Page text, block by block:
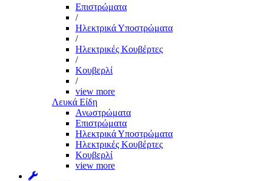
Επιστρώματα
/
Ηλεκτρικά Υποστρώματα
/
Ηλεκτρικές Κουβέρτες
/
Κουβερλί
/
view more
Λευκά Είδη
Ανωστρώματα
Επιστρώματα
Ηλεκτρικά Υποστρώματα
Ηλεκτρικές Κουβέρτες
Κουβερλί
view more